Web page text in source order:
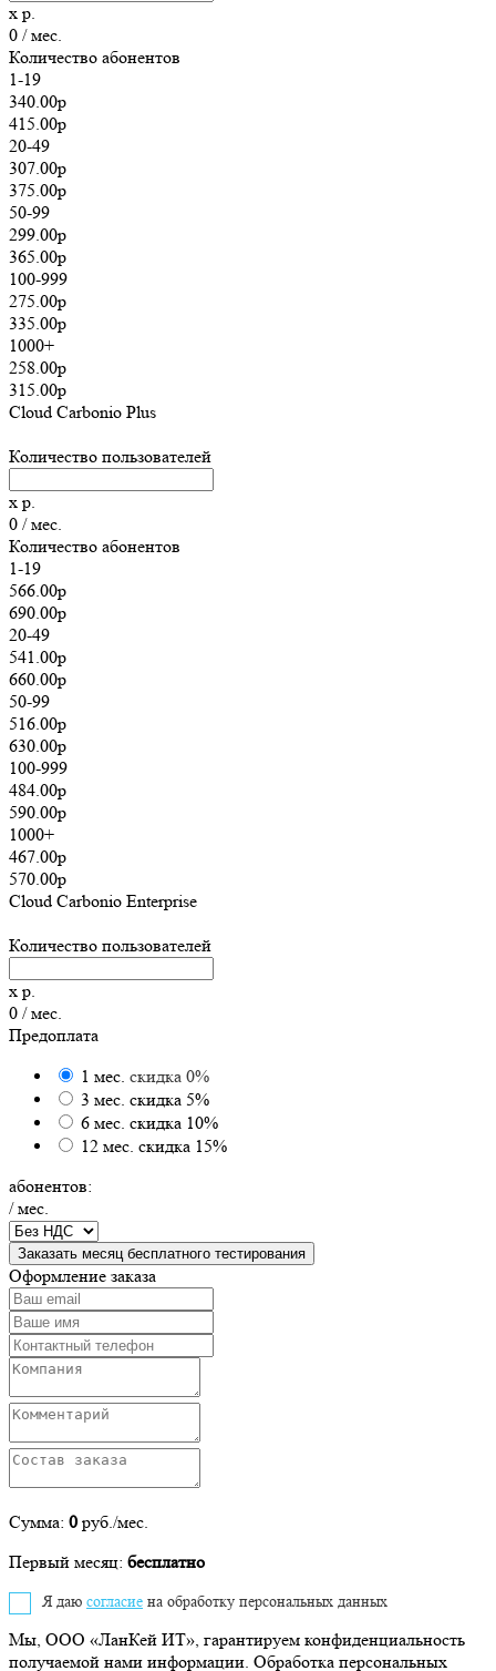
x р.
0 / мес.
Количество абонентов
1-19
340.00р
415.00р
20-49
307.00р
375.00р
50-99
299.00р
365.00р
100-999
275.00р
335.00р
1000+
258.00р
315.00р
Cloud Carbonio Plus
Количество пользователей
x р.
0 / мес.
Количество абонентов
1-19
566.00р
690.00р
20-49
541.00р
660.00р
50-99
516.00р
630.00р
100-999
484.00р
590.00р
1000+
467.00р
570.00р
Cloud Carbonio Enterprise
Количество пользователей
x р.
0 / мес.
Предоплата
1 мес. скидка 0%
3 мес. скидка 5%
6 мес. скидка 10%
12 мес. скидка 15%
абонентов:
/ мес.
Заказать месяц бесплатного тестирования
Оформление заказа
Сумма: 0 руб./мес.
Первый месяц: бесплатно
Я даю согласие на обработку персональных данных
Мы, ООО «ЛанКей ИТ», гарантируем конфиденциальность
получаемой нами информации. Обработка персональных